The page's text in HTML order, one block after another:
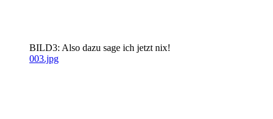
BILD3: Also dazu sage ich jetzt nix!
003.jpg